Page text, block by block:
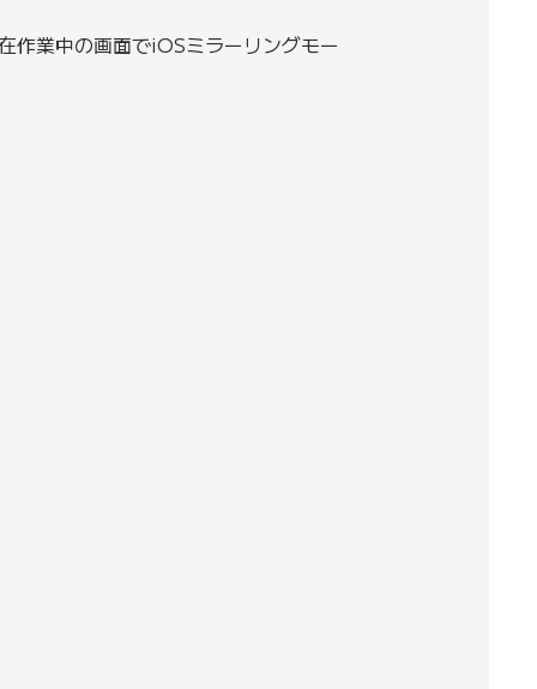
作業中の画面でiOSミラーリングモー